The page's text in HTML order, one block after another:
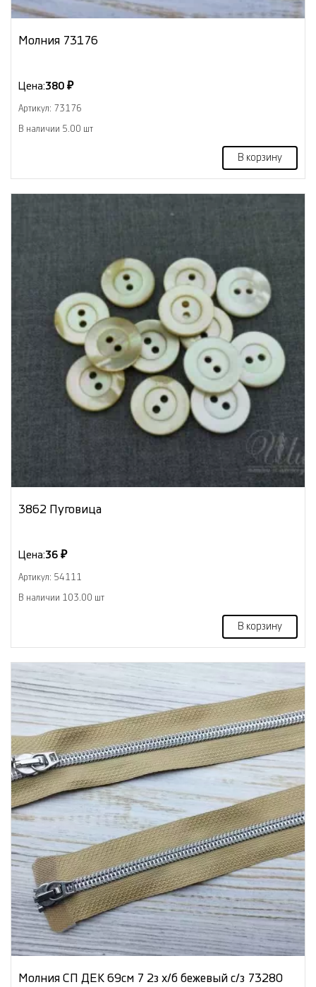
Молния 73176
Цена:380 ₽
Артикул: 73176
В наличии 5.00 шт
В корзину
3862 Пуговица
Цена:36 ₽
Артикул: 54111
В наличии 103.00 шт
В корзину
Молния СП ДЕК 69см 7 2з х/б бежевый с/з 73280